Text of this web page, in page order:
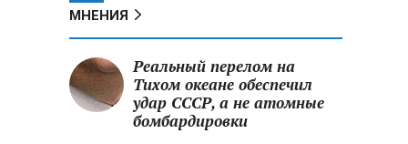
неизвестной
Второй энергоблок БелАЭС
вновь вышел на номинальную
мощность после диагностики
оборудования
МНЕНИЯ
Реальный перелом на
Тихом океане обеспечил
удар СССР, а не атомные
бомбардировки